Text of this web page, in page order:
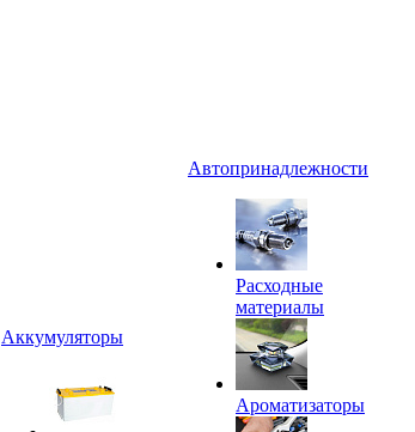
Аккумуляторы
Автопринадлежности
Расходные
материалы
Ароматизаторы